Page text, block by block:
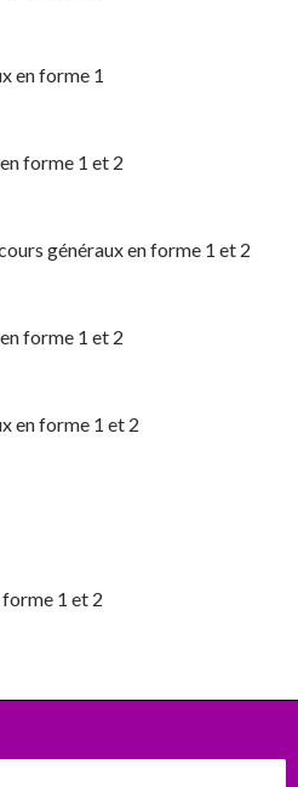
en forme 1
forme 1 et 2
généraux en forme 1 et 2
forme 1 et 2
en forme 1 et 2
1 et 2